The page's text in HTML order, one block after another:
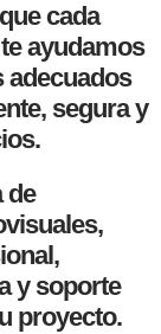
cada
ayudamos
adecuados
segura y
de
y soporte
proyecto.